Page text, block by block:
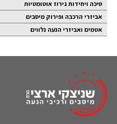
סיכה ויחידות גירוז אוטומטיות
אביזרי הרכבה ופירוק מיסבים
אטמים ואביזרי הנעה נלווים